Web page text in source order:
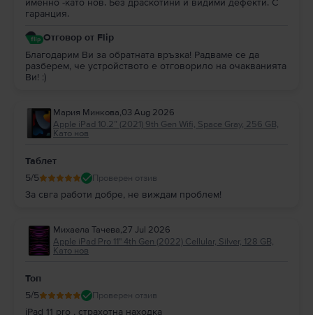
гаранция.
Отговор от Flip
Благодарим Ви за обратната връзка! Радваме се да
разберем, че устройството е отговорило на очакванията
Ви! :)
Мария Минкова,03 Aug 2026
Apple iPad 10.2” (2021) 9th Gen Wifi, Space Gray, 256 GB,
Като нов
Таблет
5/5 Проверен отзив
За свга работи добре, не виждам проблем!
Михаела Тачева,27 Jul 2026
Apple iPad Pro 11" 4th Gen (2022) Cellular, Silver, 128 GB,
Като нов
Топ
5/5 Проверен отзив
iPad 11 pro , страхотна находка